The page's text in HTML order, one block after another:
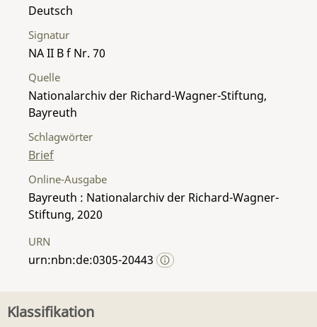
Deutsch
Signatur
NA II B f Nr. 70
Quelle
Nationalarchiv der Richard-Wagner-Stiftung,
Bayreuth
Schlagwörter
Brief
Online-Ausgabe
Bayreuth : Nationalarchiv der Richard-Wagner-
Stiftung, 2020
URN
urn:nbn:de:0305-20443
Klassifikation